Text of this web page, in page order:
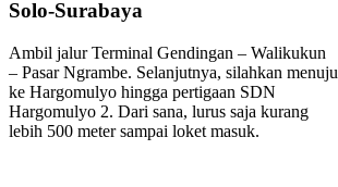
Solo-Surabaya
Ambil jalur Terminal Gendingan – Walikukun
– Pasar Ngrambe. Selanjutnya, silahkan menuju
ke Hargomulyo hingga pertigaan SDN
Hargomulyo 2. Dari sana, lurus saja kurang
lebih 500 meter sampai loket masuk.